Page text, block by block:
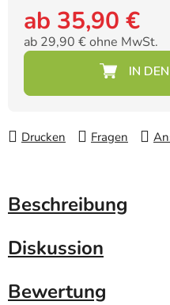
ab 35,90 €
ab 29,90 €ohne MwSt.
Verkaufspreis:
Drucken Fragen
Beschreibung
Diskussion
Bewertung